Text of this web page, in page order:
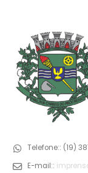
Telefone:: (19)
E-mail::